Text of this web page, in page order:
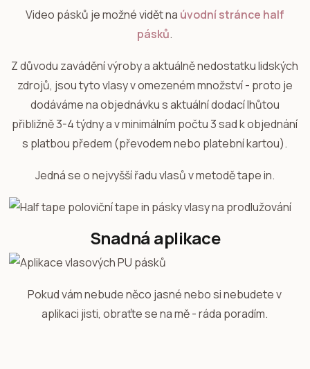
Video pásků je možné vidět na úvodní stránce half
pásků.
Z důvodu zavádění výroby a aktuálně nedostatku lidských
zdrojů, jsou tyto vlasy v omezeném množství - proto je
dodáváme na objednávku s aktuální dodací lhůtou
přibližně 3-4 týdny a v minimálním počtu 3 sad k objednání
s platbou předem (převodem nebo platební kartou).
Jedná se o nejvyšší řadu vlasů v metodě tape in.
Snadná aplikace
Pokud vám nebude něco jasné nebo si nebudete v
aplikaci jisti, obraťte se na mě - ráda poradím.